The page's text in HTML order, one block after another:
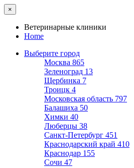
×
Ветеринарные клиники
Home
Выберите город
Москва 865
Зеленоград 13
Щербинка 7
Троицк 4
Московская область 797
Балашиха 50
Химки 40
Люберцы 38
Санкт-Петербург 451
Краснодарский край 410
Краснодар 155
Сочи 47